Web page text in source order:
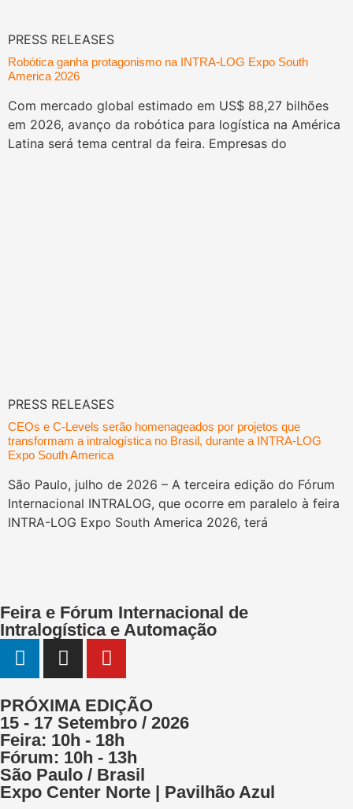
PRESS RELEASES
Robótica ganha protagonismo na INTRA-LOG Expo South
America 2026
Com mercado global estimado em US$ 88,27 bilhões
em 2026, avanço da robótica para logística na América
Latina será tema central da feira. Empresas do
PRESS RELEASES
CEOs e C-Levels serão homenageados por projetos que
transformam a intralogística no Brasil, durante a INTRA-LOG
Expo South America
São Paulo, julho de 2026 – A terceira edição do Fórum
Internacional INTRALOG, que ocorre em paralelo à feira
INTRA-LOG Expo South America 2026, terá
Feira e Fórum Internacional de
Intralogística e Automação
PRÓXIMA EDIÇÃO
15 - 17 Setembro / 2026
Feira: 10h - 18h
Fórum: 10h - 13h
São Paulo / Brasil
Expo Center Norte | Pavilhão Azul